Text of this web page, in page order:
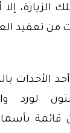
الزيارة،
من تعقيد
الأحداث
لورد
قائمة